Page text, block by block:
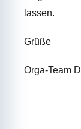
lassen.
Grüße
Orga-Team